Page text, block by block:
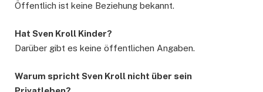
Öffentlich ist keine Beziehung bekannt.
Hat Sven Kroll Kinder?
Darüber gibt es keine öffentlichen Angaben.
Warum spricht Sven Kroll nicht über sein